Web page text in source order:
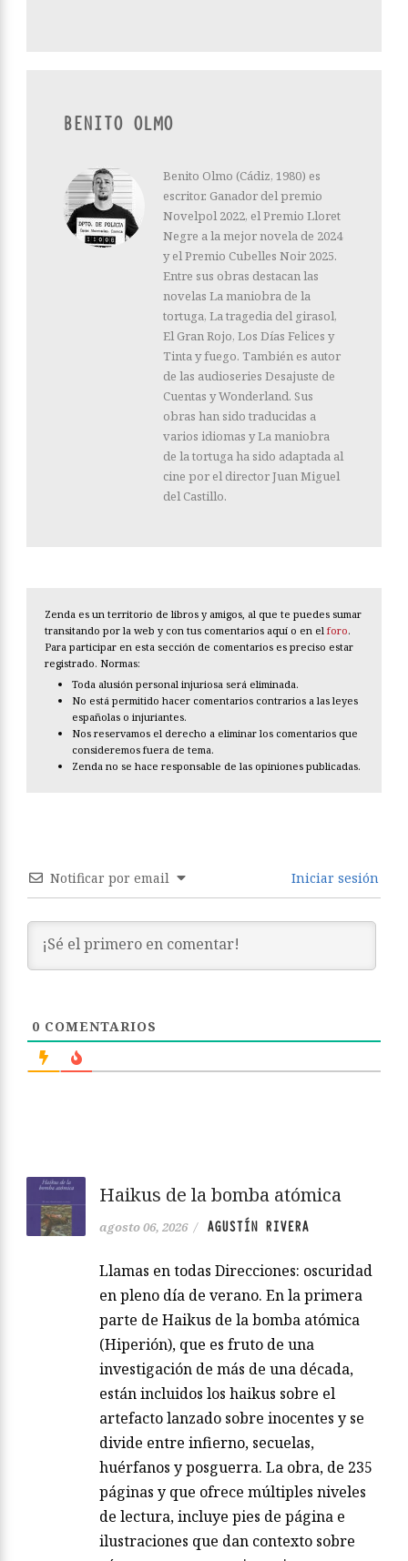
BENITO OLMO
Benito Olmo (Cádiz, 1980) es
escritor. Ganador del premio
Novelpol 2022, el Premio Lloret
Negre a la mejor novela de 2024
y el Premio Cubelles Noir 2025.
Entre sus obras destacan las
novelas La maniobra de la
tortuga, La tragedia del girasol,
El Gran Rojo, Los Días Felices y
Tinta y fuego. También es autor
de las audioseries Desajuste de
Cuentas y Wonderland. Sus
obras han sido traducidas a
varios idiomas y La maniobra
de la tortuga ha sido adaptada al
cine por el director Juan Miguel
del Castillo.
Zenda es un territorio de libros y amigos, al que te puedes sumar
transitando por la web y con tus comentarios aquí o en el foro.
Para participar en esta sección de comentarios es preciso estar
registrado. Normas:
Toda alusión personal injuriosa será eliminada.
No está permitido hacer comentarios contrarios a las leyes
españolas o injuriantes.
Nos reservamos el derecho a eliminar los comentarios que
consideremos fuera de tema.
Zenda no se hace responsable de las opiniones publicadas.
Notificar por email Iniciar sesión
0 COMENTARIOS
Haikus de la bomba atómica
agosto 06, 2026 / AGUSTÍN RIVERA
Llamas en todas Direcciones: oscuridad
en pleno día de verano. En la primera
parte de Haikus de la bomba atómica
(Hiperión), que es fruto de una
investigación de más de una década,
están incluidos los haikus sobre el
artefacto lanzado sobre inocentes y se
divide entre infierno, secuelas,
huérfanos y posguerra. La obra, de 235
páginas y que ofrece múltiples niveles
de lectura, incluye pies de página e
ilustraciones que dan contexto sobre